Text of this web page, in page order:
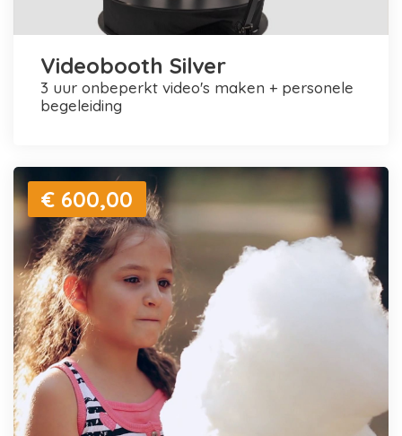
Videobooth Silver
3 uur onbeperkt video's maken + personele
begeleiding
€ 600,00